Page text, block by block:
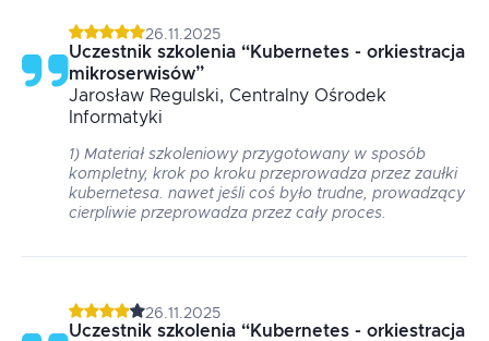
26.11.2025
Uczestnik szkolenia “Kubernetes - orkiestracja
mikroserwisów”
Jarosław Regulski, Centralny Ośrodek
Informatyki
1) Materiał szkoleniowy przygotowany w sposób
kompletny, krok po kroku przeprowadza przez zaułki
kubernetesa. nawet jeśli coś było trudne, prowadzący
cierpliwie przeprowadza przez cały proces.
26.11.2025
Uczestnik szkolenia “Kubernetes - orkiestracja